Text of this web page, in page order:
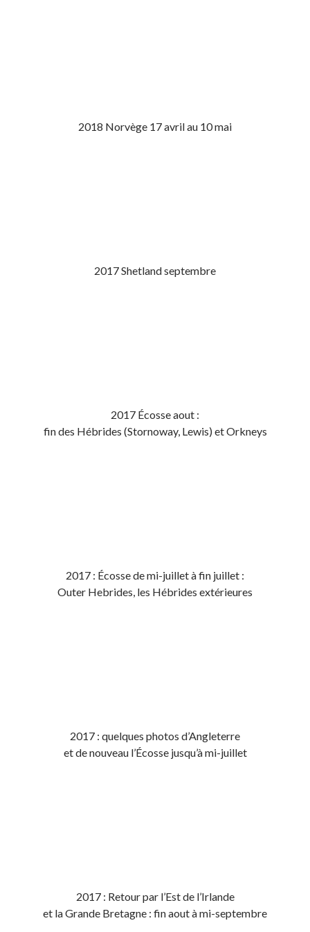
2018 Norvège 17 avril au 10 mai
2017 Shetland septembre
2017 Écosse aout :
fin des Hébrides (Stornoway, Lewis) et Orkneys
2017 : Écosse de mi-juillet à fin juillet :
Outer Hebrides, les Hébrides extérieures
2017 : quelques photos d’Angleterre
et de nouveau l’Écosse jusqu’à mi-juillet
2017 : Retour par l’Est de l’Irlande
et la Grande Bretagne : fin aout à mi-septembre